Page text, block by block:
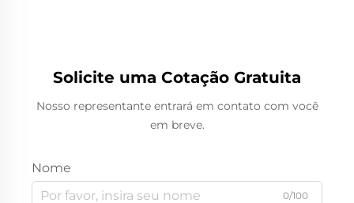
Solicite uma Cotação Gratuita
Nosso representante entrará em contato com você
em breve.
Nome
0/100